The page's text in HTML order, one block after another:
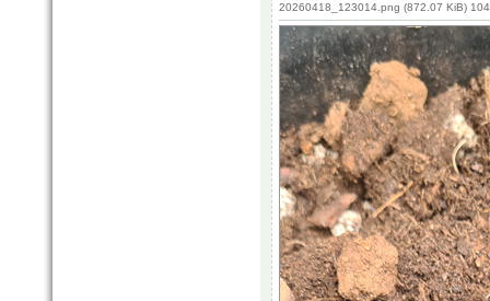
20260418_123014.png (872.07 KiB)